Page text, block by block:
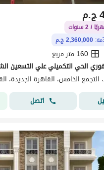
ج.م
2,360,000 ج.م
160 متر مربع
التجمع الخامس، القاهرة الجديدة،
اتصل